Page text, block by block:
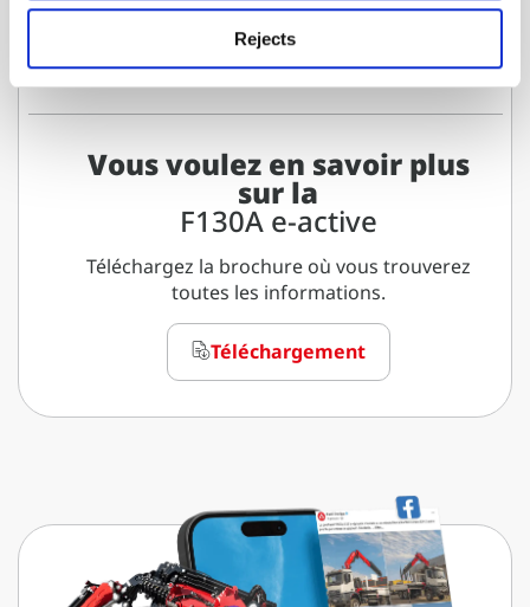
Rejects
Télécharger la fiche
Vous voulez en savoir plus
sur la
F130A e-active
Téléchargez la brochure où vous trouverez
toutes les informations.
Téléchargement